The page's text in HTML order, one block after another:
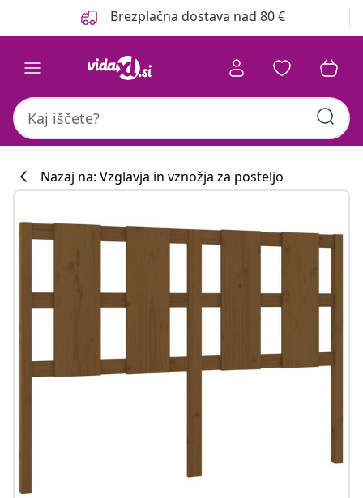
Brezplačna dostava nad 80 €
Nazaj na: Vzglavja in vznožja za posteljo